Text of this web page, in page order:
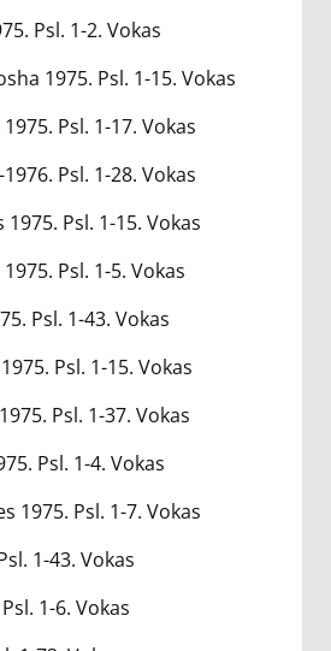
Psl. 1-2. Vokas
1975. Psl. 1-15. Vokas
Psl. 1-17. Vokas
Psl. 1-28. Vokas
Psl. 1-15. Vokas
Psl. 1-5. Vokas
Psl. 1-43. Vokas
Psl. 1-15. Vokas
Psl. 1-37. Vokas
Psl. 1-4. Vokas
1975. Psl. 1-7. Vokas
1-43. Vokas
1-6. Vokas